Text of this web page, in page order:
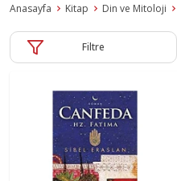
Anasayfa Kitap Din ve Mitoloji
Filtre